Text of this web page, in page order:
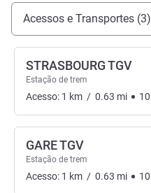
Acesso e transporte
Acessos e Transportes (3)
STRASBOURG TGV
Estação de trem
Acesso: 1 km / 0.63 mi 10
GARE TGV
Estação de trem
Acesso: 1 km / 0.63 mi 10